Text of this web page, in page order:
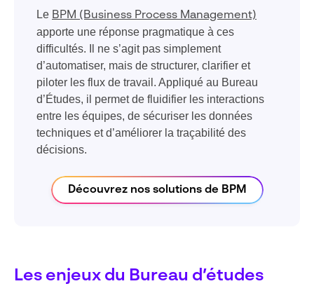
Le BPM (Business Process Management)
apporte une réponse pragmatique à ces
difficultés. Il ne s’agit pas simplement
d’automatiser, mais de structurer, clarifier et
piloter les flux de travail. Appliqué au Bureau
d’Études, il permet de fluidifier les interactions
entre les équipes, de sécuriser les données
techniques et d’améliorer la traçabilité des
décisions.
Découvrez nos solutions de BPM
Les enjeux du Bureau d’études